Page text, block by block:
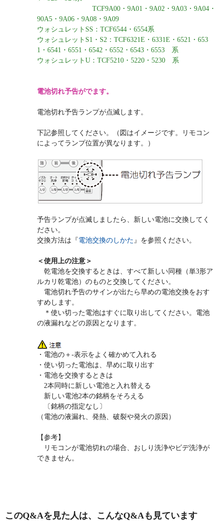
TCF9A00・9A01・9A02・9A03・9A04・
90A5・9A06・9A08・9A09
ウォシュレットSS：TCF6544・6554系
ウォシュレットS1・S2：TCF6321E・6331E・6521・653
1・6541・6551・6542・6552・6543・6553 系
ウォシュレットU：TCF5210・5220・5230 系
電池切れ予告がでます。
電池切れ予告ランプが点滅します。
下記参照してください。（図はイメージです。リモコン
によってランプ位置が異なります。）
予告ランプが点滅しましたら、新しい電池に交換してく
ださい。
交換方法は『 電池交換のしかた』を参照ください。
＜使用上の注意＞
乾電池を交換するときは、すべて新しい同種（単3形ア
ルカリ乾電池）のものと交換してください。
電池切れ予告のサインが出たら早めの電池交換をおす
すめします。
＊使い切った電池はすぐに取り出してください。電池
の液漏れなどの原因となります。
・電池の＋-表示をよく確かめて入れる
・使い切った電池は、早めに取り出す
・電池を交換するときは
2本同時に新しい電池と入れ替える
新しい電池2本の銘柄をそろえる
〔銘柄の指定なし〕
（電池の液漏れ、発熱、破裂や発火の原因）
【参考】
リモコンが電池切れの場合、おしり洗浄やビデ洗浄が
できません。
このQ&Aを見た人は、こんなQ&Aも見ています